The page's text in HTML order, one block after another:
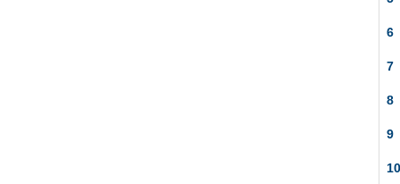
6
7
8
9
10